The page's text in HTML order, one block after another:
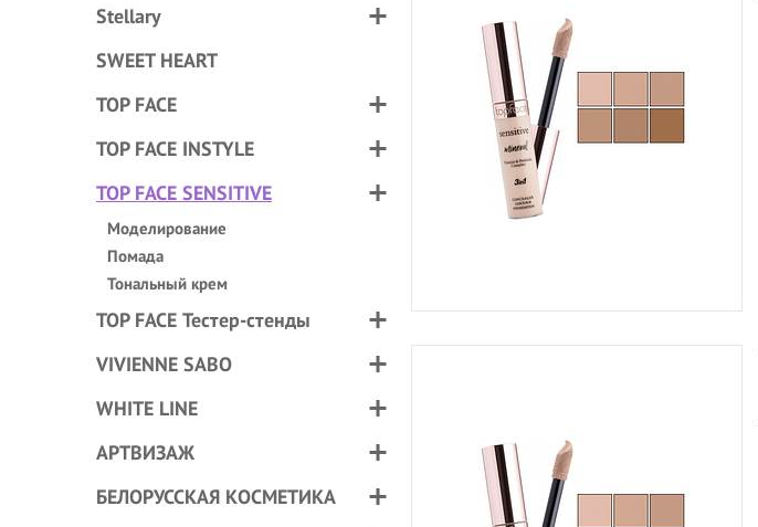
Stellary
SWEET HEART
TOP FACE
TOP FACE INSTYLE
TOP FACE SENSITIVE
Моделирование
Помада
Тональный крем
TOP FACE Тестер-стенды
VIVIENNE SABO
WHITE LINE
АРТВИЗАЖ
БЕЛОРУССКАЯ КОСМЕТИКА